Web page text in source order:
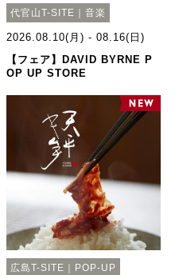
代官山T-SITE｜音楽
2026.08.10(月) - 08.16(日)
【フェア】DAVID BYRNE P
OP UP STORE
広島T-SITE｜POP-UP